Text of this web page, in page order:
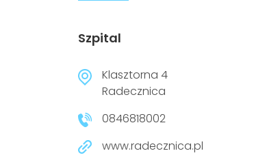
Szpital
Klasztorna 4
Radecznica
0846818002
www.radecznica.pl